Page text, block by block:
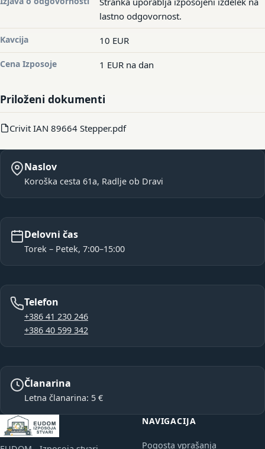
lastno odgovornost.
Kavcija 10 EUR
Cena Izposoje 1 EUR na dan
Priloženi dokumenti
Crivit IAN 89664 Stepper.pdf
Naslov
Koroška cesta 61a, Radlje ob Dravi
Delovni čas
Torek – Petek, 7:00–15:00
Telefon
+386 41 230 246
+386 40 599 342
Članarina
Letna članarina: 5 €
NAVIGACIJA
Pogosta vprašanja